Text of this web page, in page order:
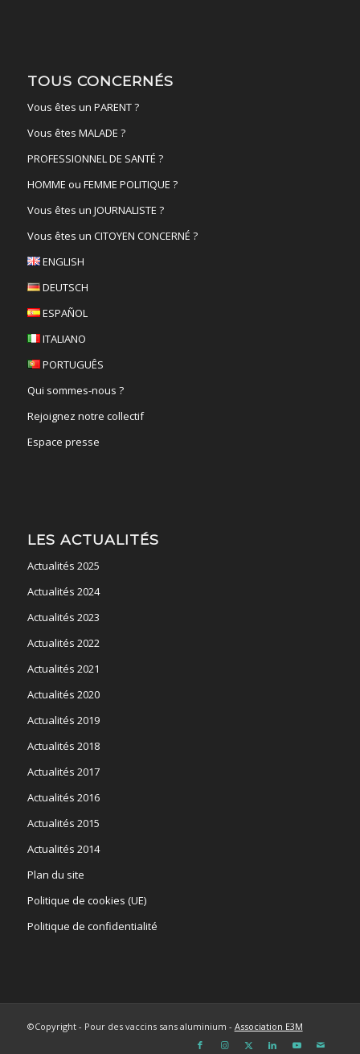
TOUS CONCERNÉS
Vous êtes un PARENT ?
Vous êtes MALADE ?
PROFESSIONNEL DE SANTÉ ?
HOMME ou FEMME POLITIQUE ?
Vous êtes un JOURNALISTE ?
Vous êtes un CITOYEN CONCERNÉ ?
ENGLISH
DEUTSCH
ESPAÑOL
ITALIANO
PORTUGUÊS
Qui sommes-nous ?
Rejoignez notre collectif
Espace presse
LES ACTUALITÉS
Actualités 2025
Actualités 2024
Actualités 2023
Actualités 2022
Actualités 2021
Actualités 2020
Actualités 2019
Actualités 2018
Actualités 2017
Actualités 2016
Actualités 2015
Actualités 2014
Plan du site
Politique de cookies (UE)
Politique de confidentialité
©Copyright - Pour des vaccins sans aluminium - Association E3M